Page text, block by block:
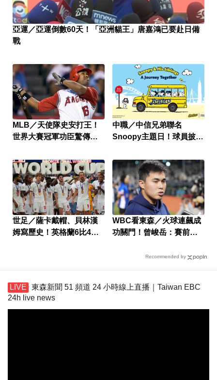
亞運／亞運倒數60天！「亞洲貓王」唐嘉鴻已要赴日備
戰
MLB／天使隊史安打王！
世界大賽冠軍功臣驚傳離
中職／中信兄弟聯名
Snoopy主題日！球員披花
世足／薩卡戴帽、貝林漢
姆寫歷史！英格蘭6比4退
WBC看東森／火球連飆成
功關門！曾峻岳：賽前緊
Recommended by
東森新聞 51 頻道 24 小時線上直播｜Taiwan EBC
24h live news